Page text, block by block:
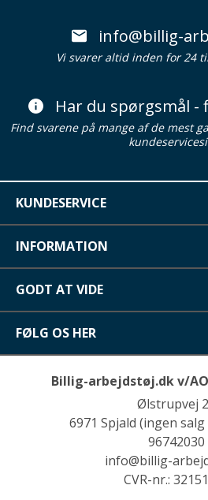
info@billig-
Vi svarer altid inden for 24
Har du spørgsmål -
Find svarene på mange af de mest
KUNDESERVICE
INFORMATION
GODT AT VIDE
FØLG OS HER
Billig-arbejdstøj.dk v/
Ølstrupvej
6971 Spjald (ingen
96742030
info@billig-
CVR-nr.: